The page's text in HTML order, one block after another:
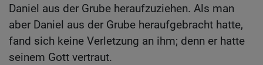
Daniel aus der Grube heraufzuziehen. Als man
aber Daniel aus der Grube heraufgebracht hatte,
fand sich keine Verletzung an ihm; denn er hatte
seinem Gott vertraut.